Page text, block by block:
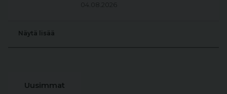
04.08.2026
Näytä lisää
Uusimmat